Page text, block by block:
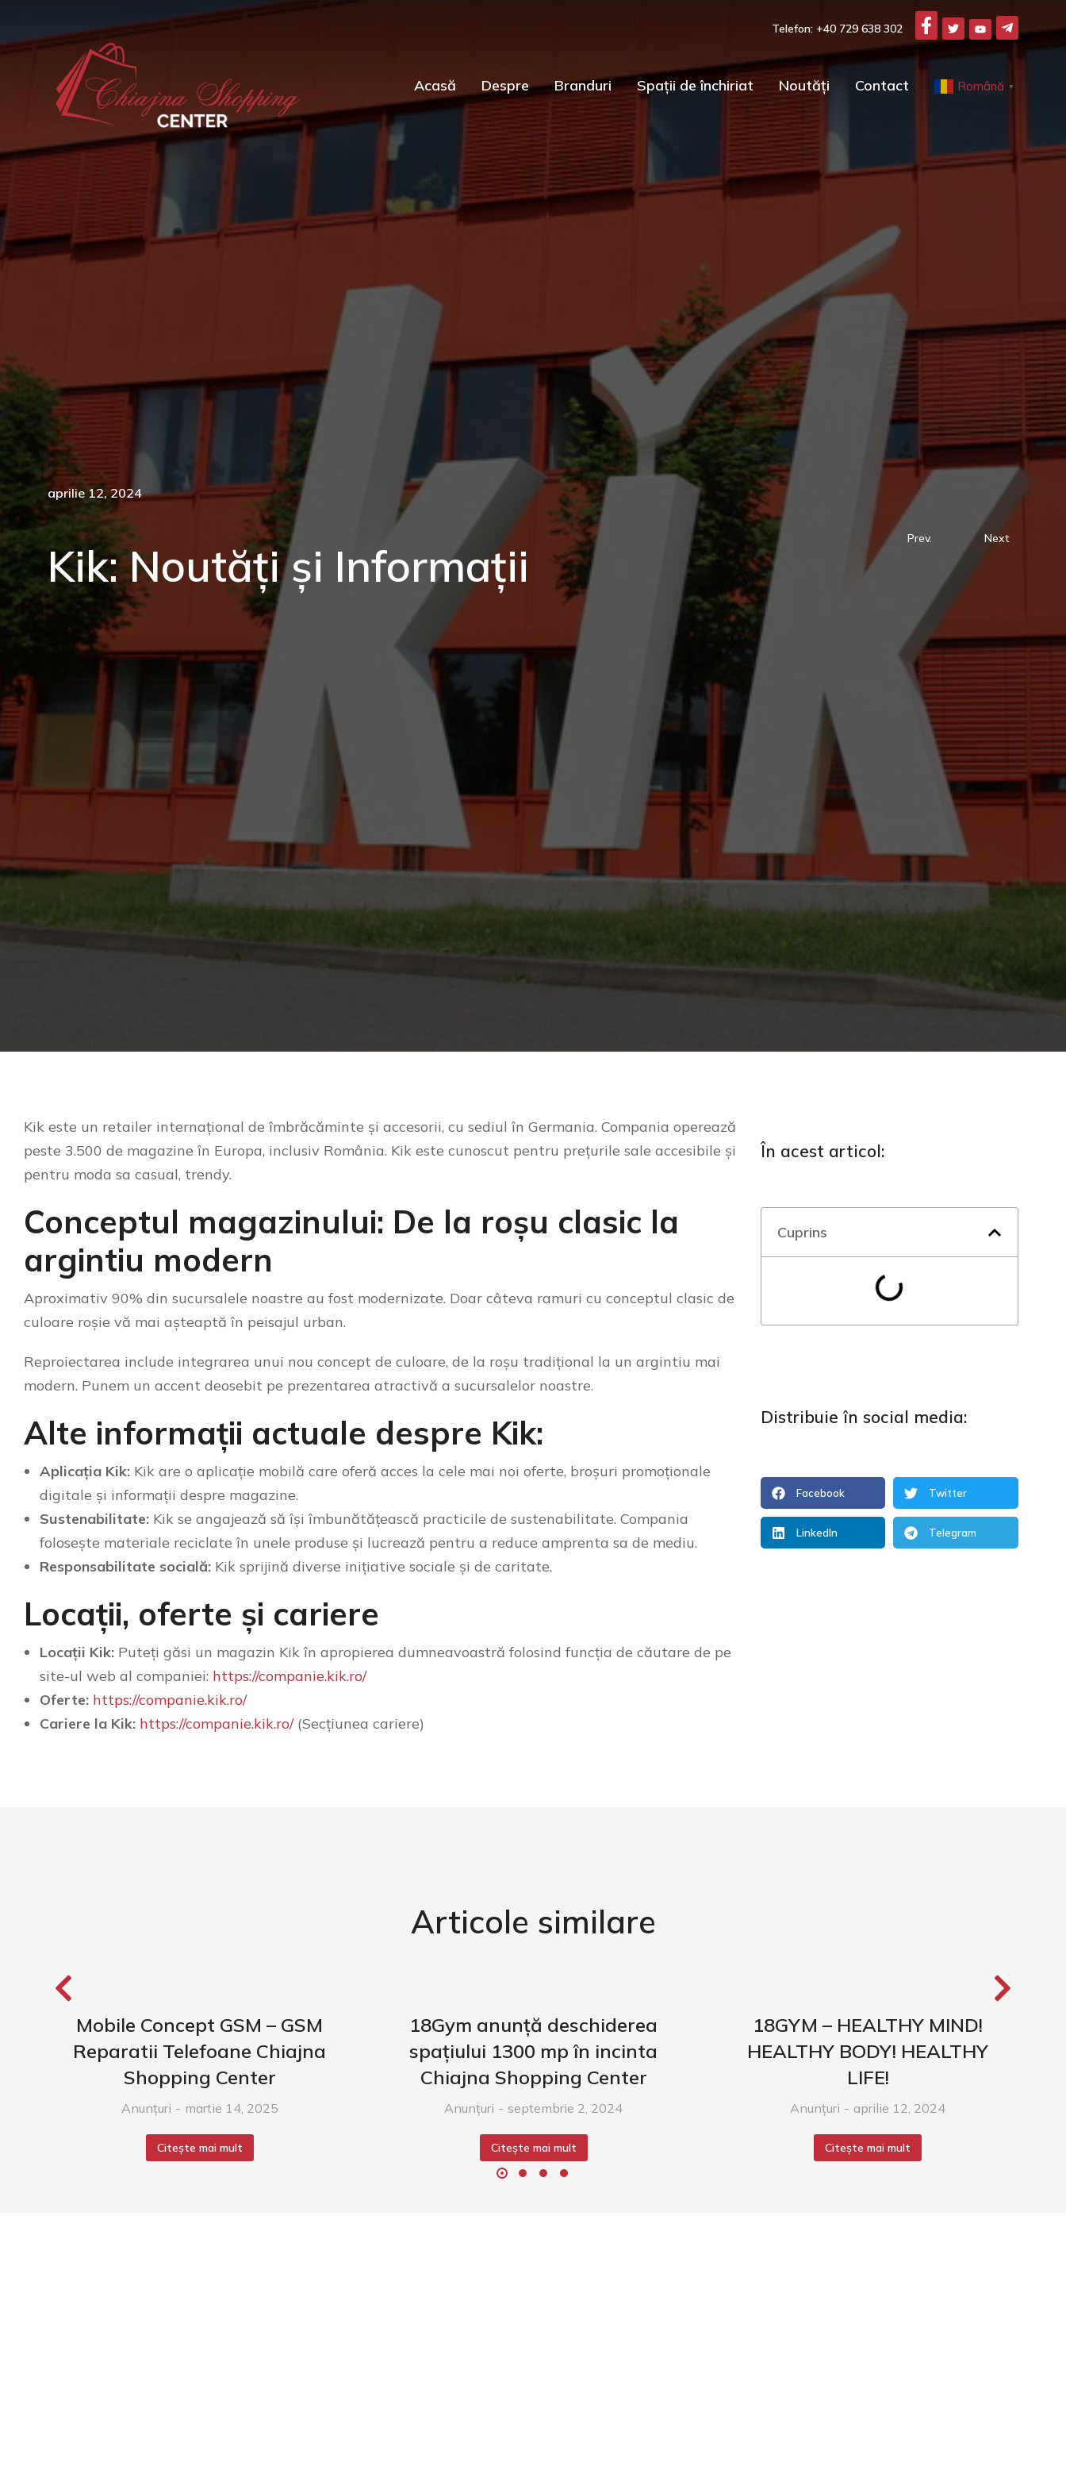
Telefon: +40 729 638 302
Acasă Despre Branduri Spații de închiriat Noutăți Contact Română ▼
aprilie 12, 2024
Kik: Noutăți și Informații
Prev. Next
Kik este un retailer internațional de îmbrăcăminte și accesorii, cu sediul în Germania. Compania operează
peste 3.500 de magazine în Europa, inclusiv România. Kik este cunoscut pentru prețurile sale accesibile și
pentru moda sa casual, trendy.
Conceptul magazinului: De la roșu clasic la
argintiu modern
Aproximativ 90% din sucursalele noastre au fost modernizate. Doar câteva ramuri cu conceptul clasic de
culoare roșie vă mai așteaptă în peisajul urban.
Reproiectarea include integrarea unui nou concept de culoare, de la roșu tradițional la un argintiu mai
modern. Punem un accent deosebit pe prezentarea atractivă a sucursalelor noastre.
Alte informații actuale despre Kik:
Aplicația Kik: Kik are o aplicație mobilă care oferă acces la cele mai noi oferte, broșuri promoționale
digitale și informații despre magazine.
Sustenabilitate: Kik se angajează să își îmbunătățească practicile de sustenabilitate. Compania
folosește materiale reciclate în unele produse și lucrează pentru a reduce amprenta sa de mediu.
Responsabilitate socială: Kik sprijină diverse inițiative sociale și de caritate.
Locații, oferte și cariere
Locații Kik: Puteți găsi un magazin Kik în apropierea dumneavoastră folosind funcția de căutare de pe
site-ul web al companiei: https://companie.kik.ro/
Oferte: https://companie.kik.ro/
Cariere la Kik: https://companie.kik.ro/(Secțiunea cariere)
În acest articol:
Cuprins
Distribuie în social media:
Facebook Twitter
LinkedIn Telegram
Articole similare
Mobile Concept GSM – GSM
Reparatii Telefoane Chiajna
Shopping Center
Anunțuri martie 14, 2025
Citește mai mult
18Gym anunță deschiderea
spațiului 1300 mp în incinta
Chiajna Shopping Center
Anunțuri septembrie 2, 2024
Citește mai mult
18GYM – HEALTHY MIND!
HEALTHY BODY! HEALTHY
LIFE!
Anunțuri aprilie 12, 2024
Citește mai mult